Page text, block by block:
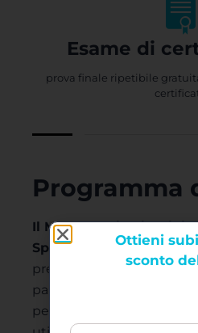
Esame di
prova finale ripetibile
Programma
Il Master online in
Specialist
è composto
prevede un
partendo dalle basi e dai
permette di acquisire
Ottieni
sconto